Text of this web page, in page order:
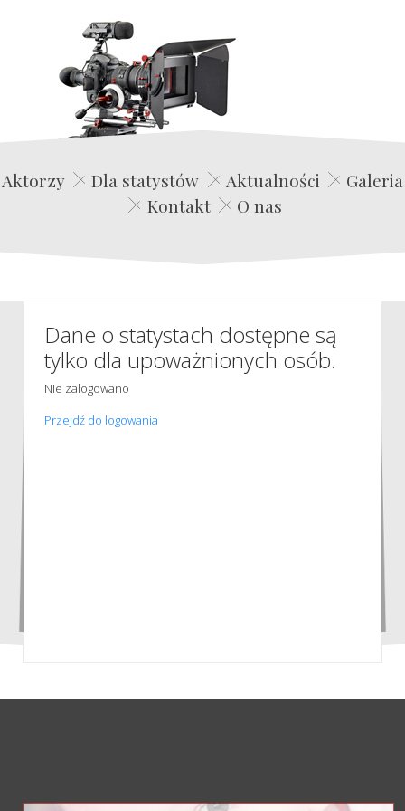
Edwin Film Agencja Aktorska
Aktorzy Dla statystów Aktualności
Galeria
Kontakt
O nas
Dane o statystach dostępne są
tylko dla upoważnionych osób.
Nie zalogowano
Przejdź do logowania